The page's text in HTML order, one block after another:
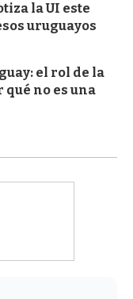
la UI este
uruguayos
el rol de la
no es una